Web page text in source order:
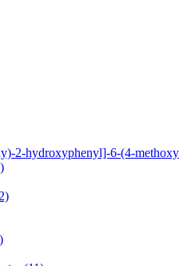
2-hydroxyphenyl]-6-(4-